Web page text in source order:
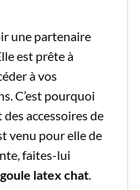
une partenaire
est prête à
à vos
C’est pourquoi
accessoires de
venu pour elle de
faites-lui
latex chat.